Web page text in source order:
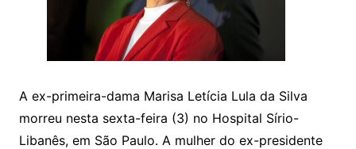
A ex-primeira-dama Marisa Letícia Lula da Silva
morreu nesta sexta-feira (3) no Hospital Sírio-
Libanês, em São Paulo. A mulher do ex-presidente